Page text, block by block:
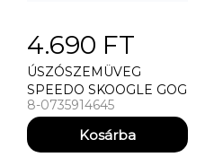
4.690 FT
ÚSZÓSZEMÜVEG
SPEEDO SKOOGLE GOG
IU BLUE/GREEN (UK)
8-0735914645